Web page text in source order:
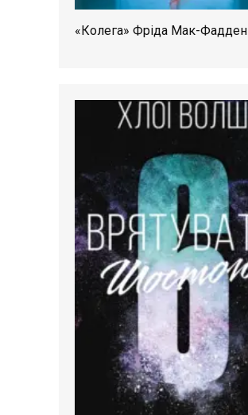
«Колега» Фріда Мак-Фадден